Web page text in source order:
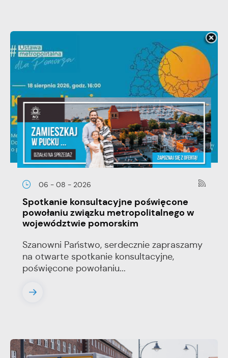
06 - 08 - 2026
Spotkanie konsultacyjne poświęcone
powołaniu związku metropolitalnego w
województwie pomorskim
Szanowni Państwo, serdecznie zapraszamy
na otwarte spotkanie konsultacyjne,
poświęcone powołaniu...